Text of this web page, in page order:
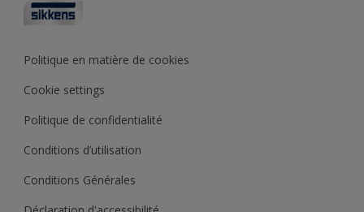
Architectes
Collections de couleurs
Base de connaissances
Politique en matière de cookies
Cookie settings
Politique de confidentialité
Conditions d’utilisation
Conditions Générales